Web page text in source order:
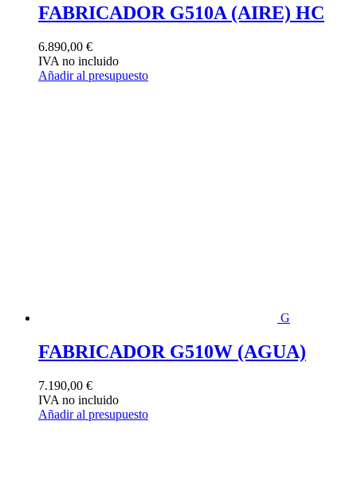
FABRICADOR G510A (AIRE) HC
6.890,00 €
IVA no incluido
Añadir al presupuesto
G
FABRICADOR G510W (AGUA)
7.190,00 €
IVA no incluido
Añadir al presupuesto